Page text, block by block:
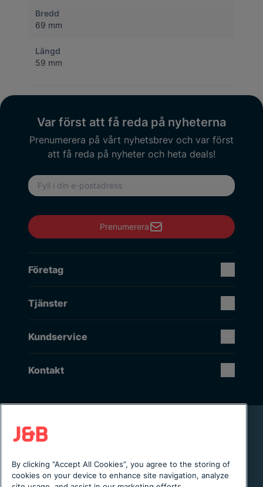
Bredd
69 mm
Längd
59 mm
Var först att få reda på nyheterna
Prenumerera på vårt nyhetsbrev och var först
att få reda på nyheter och heta deals!
E-postadress
Prenumerera
Företag
Tjänster
Kundservice
Kontakt
Rikstäckande installation & service
Lager i Sverige
Från projektering till installation
By clicking “Accept All Cookies”, you agree to the storing of
cookies on your device to enhance site navigation, analyze